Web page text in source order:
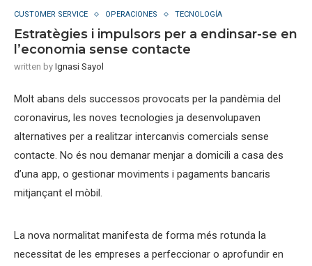
CUSTOMER SERVICE OPERACIONES TECNOLOGÍA
Estratègies i impulsors per a endinsar-se en
l’economia sense contacte
written by Ignasi Sayol
Molt abans dels successos provocats per la pandèmia del
coronavirus, les noves tecnologies ja desenvolupaven
alternatives per a realitzar intercanvis comercials sense
contacte. No és nou demanar menjar a domicili a casa des
d’una app, o gestionar moviments i pagaments bancaris
mitjançant el mòbil.
La nova normalitat manifesta de forma més rotunda la
necessitat de les empreses a perfeccionar o aprofundir en